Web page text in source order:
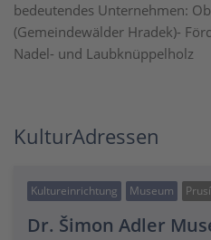
bedeutendes Unternehmen:
(Gemeindewälder Hradek)-
Nadel- und Laubknüppelholz
KulturAdressen
Kultureinrichtung Museum
Dr. Šimon Adler